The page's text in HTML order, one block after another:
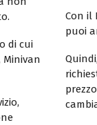
di cui
Minivan
Con il
puoi